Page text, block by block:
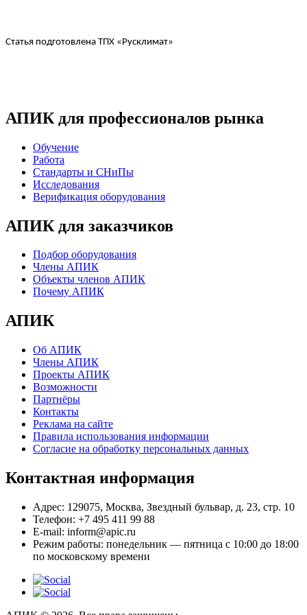
Статья подготовлена ТПХ «Русклимат»
АПИК для профессионалов рынка
Обучение
Работа
Стандарты и СНиПы
Исследования
Верификация оборудования
АПИК для заказчиков
Подбор оборудования
Члены АПИК
Объекты членов АПИК
Почему АПИК
АПИК
Об АПИК
Члены АПИК
Проекты АПИК
Возможности
Партнёры
Контакты
Реклама на сайте
Правила использования информации
Согласие на обработку персональных данных
Контактная информация
Адрес: 129075, Москва, Звездный бульвар, д. 23, стр. 10
Телефон: +7 495 411 99 88
E-mail: inform@apic.ru
Режим работы: понедельник — пятница с 10:00 до 18:00
по московскому времени